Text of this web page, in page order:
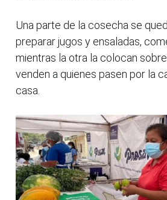
Una parte de la cosecha se
preparar jugos y ensaladas,
mientras la otra la colocan
venden a quienes pasen por la
casa.